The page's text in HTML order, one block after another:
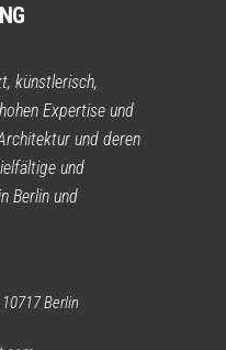
künstlerisch,
Expertise und
und deren
und
Berlin und
Berlin